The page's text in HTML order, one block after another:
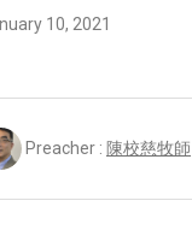
10, 2021
Preacher : 陳校慈牧師